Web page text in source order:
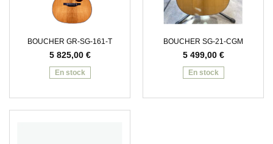
BOUCHER GR-SG-161-T
5 825,00 €
En stock
BOUCHER SG-21-CGM
5 499,00 €
En stock